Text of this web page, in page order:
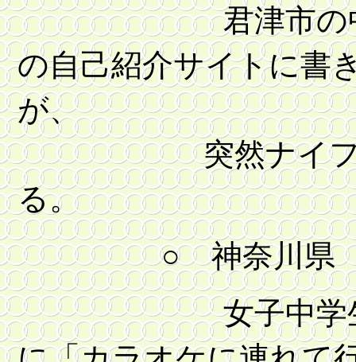
君津市の中学３
の自己紹介サイトに書
が、
突然ナイフで襲
る。
○ 神奈川県
女子中学生の２